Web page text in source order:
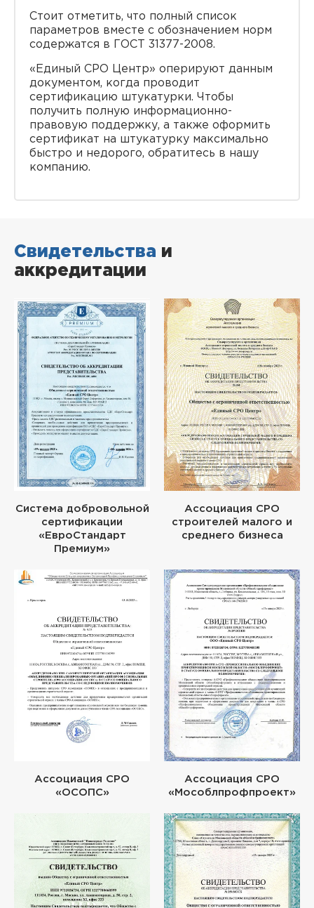
Стоит отметить, что полный список
параметров вместе с обозначением норм
содержатся в ГОСТ 31377-2008.
«Единый СРО Центр» оперируют данным
документом, когда проводит
сертификацию штукатурки. Чтобы
получить полную информационно-
правовую поддержку, а также оформить
сертификат на штукатурку максимально
быстро и недорого, обратитесь в нашу
компанию.
Свидетельства и
аккредитации
Система добровольной
сертификации
«ЕвроСтандарт
Премиум»
Ассоциация СРО
строителей малого и
среднего бизнеса
Ассоциация СРО
«ОСОПС»
Ассоциация СРО
«Мособлпрофпроект»